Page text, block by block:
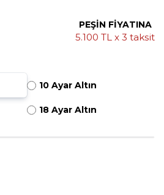
PEŞİN FİYATINA
5.100 TL x 3 taksit
10 Ayar Altın
18 Ayar Altın